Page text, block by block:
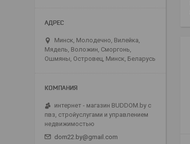
Минск, Молодечно, Вилейка,
Мядель, Воложин, Сморгонь,
Ошмяны, Островец, Минск, Беларусь
интернет - магазин BUDDOM.by с
пвз, стройуслугами и управлением
недвижимостью
dom22.by@gmail.com